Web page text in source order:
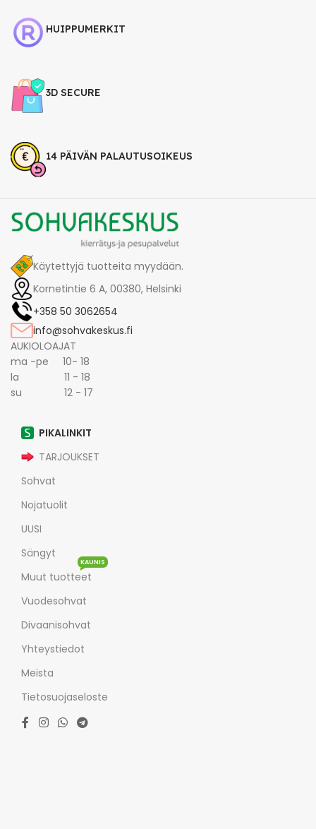
HUIPPUMERKIT
3D SECURE
14 PÄIVÄN PALAUTUSOIKEUS
Käytettyjä tuotteita myydään.
Kornetintie 6 A, 00380, Helsinki
+358 50 3062654
info@sohvakeskus.fi
AUKIOLOAJAT
ma -pe 10- 18
la 11 - 18
su 12 - 17
PIKALINKIT
TARJOUKSET
Sohvat
Nojatuolit
UUSI
Sängyt
Muut tuotteet
KAUNIS
Vuodesohvat
Divaanisohvat
Yhteystiedot
Meista
Tietosuojaseloste